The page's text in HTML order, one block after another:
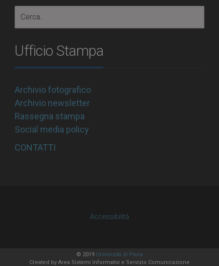
Ufficio Stampa
Archivio fotografico
Archivio newsletter
Rassegna stampa
Social media policy
CONTATTI
Accessibilità
© 2019 Università di Pavia
Created by Area Sistemi Informativi e Servizio Comunicazione